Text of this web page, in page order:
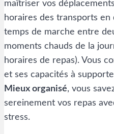
maîtriser vos
horaires des transports
temps de marche entre
moments chauds de la
horaires de repas). Vous
et ses capacités à
Mieux organisé, vous
sereinement vos repas
stress.